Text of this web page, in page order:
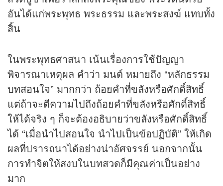
อันได้แก่พระพุทธ พระธรรม และพระสงฆ์ แทบทั้ง
สิ้น
ในพระพุทธศาสนา เน้นเรื่องการใช้ปัญญา
พิจารณาเหตุผล คำว่า มนต์ หมายถึง “หลักธรรม
บทสอนใจ” มากกว่า ถ้อยคำที่ขลังหรือศักดิ์สิทธิ์
แต่ถ้าจะตีความไปถึงถ้อยคำที่ขลังหรือศักดิ์สิทธิ์
ให้ได้จริง ๆ ก็จะต้องอธิบายว่าขลังหรือศักดิ์สิทธิ์
ได้ “เมื่อนำไปสอนใจ นำไปเป็นข้อปฏิบัติ” ให้เกิด
ผลที่ปรารถนาได้อย่างน่าอัศจรรย์ นอกจากนั้น
การทำจิตให้สงบในบทสวดก็มีคุณค่าเป็นอย่าง
มาก